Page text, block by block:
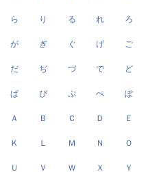
ら り る れ ろ
が ぎ ぐ げ ご
だ ぢ づ で ど
ぱ ぴ ぷ ぺ ぽ
Ａ Ｂ Ｃ Ｄ Ｅ
Ｋ Ｌ Ｍ Ｎ Ｏ
Ｕ Ｖ Ｗ Ｘ Ｙ